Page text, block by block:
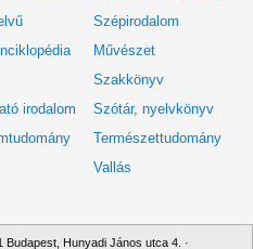
Szépirodalom
Művészet
Szakkönyv
irodalom
Szótár, nyelvkönyv
Természettudomány
Vallás
Hunyadi János utca 4. ·